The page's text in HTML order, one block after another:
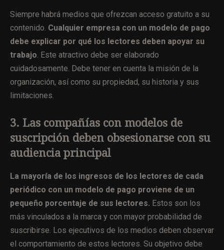
Siempre habrá medios que ofrezcan acceso gratuito a su
contenido. Cualquier empresa con un modelo de pago
debe explicar por qué los lectores deben apoyar su
trabajo. Este atractivo debe ser elaborado
cuidadosamente. Debe tener en cuenta la misión de la
organización, así como su propiedad, su historia y sus
limitaciones.
3. Las compañías con modelos de
suscripción deben obsesionarse con su
audiencia principal
La mayoría de los ingresos de los lectores de cada
periódico con un modelo de pago proviene de un
pequeño porcentaje de sus lectores. Estos son los
más vinculados a la marca y con mayor probabilidad de
suscribirse. Los ejecutivos de los medios deben observar
el comportamiento de estos lectores. Su objetivo debe